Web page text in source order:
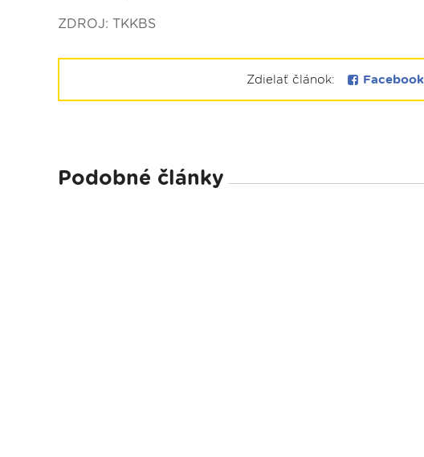
ZDROJ: TKKBS
Zdielať článok: Facebook
Podobné články